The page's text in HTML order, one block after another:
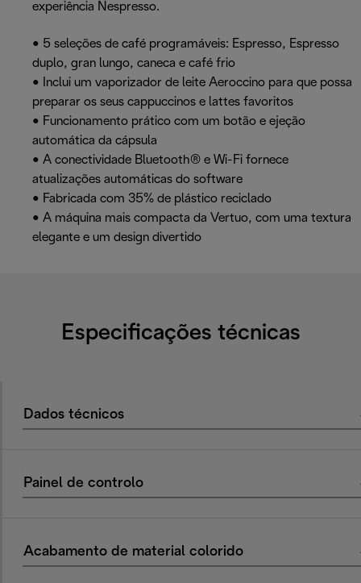
experiência Nespresso.
• 5 seleções de café programáveis: Espresso, Espresso
duplo, gran lungo, caneca e café frio
• Inclui um vaporizador de leite Aeroccino para que possa
preparar os seus cappuccinos e lattes favoritos
• Funcionamento prático com um botão e ejeção
automática da cápsula
• A conectividade Bluetooth® e Wi-Fi fornece
atualizações automáticas do software
• Fabricada com 35% de plástico reciclado
• A máquina mais compacta da Vertuo, com uma textura
elegante e um design divertido
Especificações técnicas
Dados técnicos
Painel de controlo
Acabamento de material colorido